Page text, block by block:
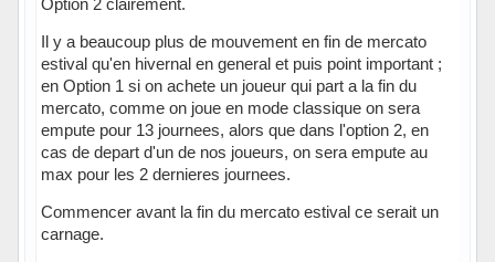
Il y a beaucoup plus de mouvement en fin de mercato
estival qu'en hivernal en general et puis point important ;
en Option 1 si on achete un joueur qui part a la fin du
mercato, comme on joue en mode classique on sera
empute pour 13 journees, alors que dans l'option 2, en
cas de depart d'un de nos joueurs, on sera empute au
max pour les 2 dernieres journees.
Commencer avant la fin du mercato estival ce serait un
carnage.